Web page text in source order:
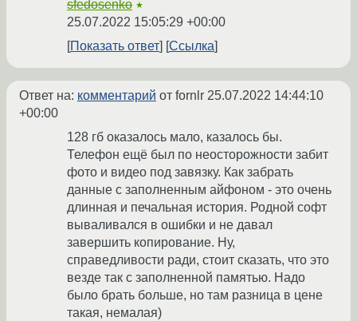
sfedosenko ★
25.07.2022 15:05:29 +00:00
Показать ответ
Ссылка
Ответ на: комментарий от fornlr 25.07.2022 14:44:10
+00:00
128 гб оказалось мало, казалось бы.
Телефон ещё был по неосторожности забит
фото и видео под завязку. Как забрать
данные с заполненным айфоном - это очень
длинная и печальная история. Родной софт
вываливался в ошибки и не давал
завершить копирование. Ну,
справедливости ради, стоит сказать, что это
везде так с заполненной памятью. Надо
было брать больше, но там разница в цене
такая, немалая)